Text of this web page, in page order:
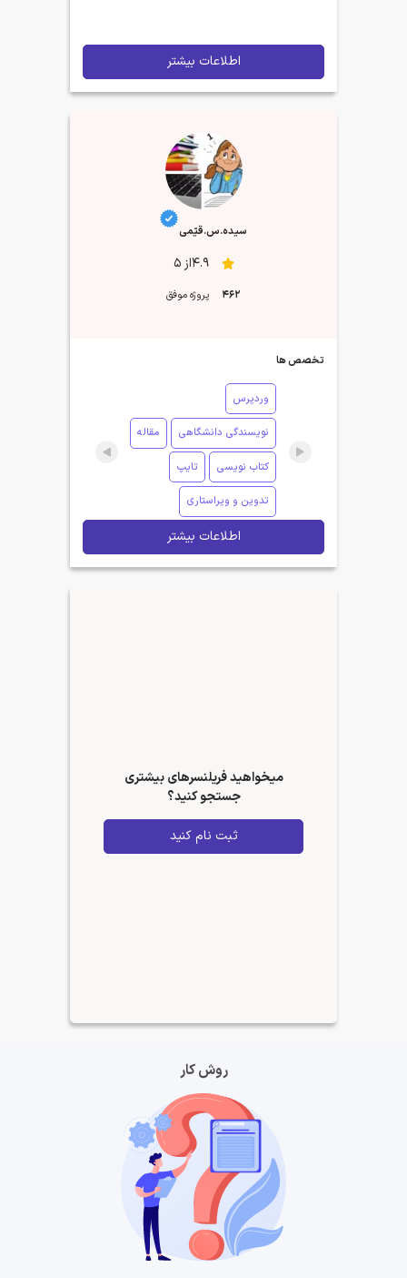
اطلاعات بیشتر
سیده.س.قیّمی
4.9از 5
462 پروژه موفق
تخصص ها
وردپرس
نویسندگی دانشگاهی مقاله
کتاب نویسی تایپ
تدوین و ویراستاری
اطلاعات بیشتر
میخواهید فریلنسرهای بیشتری
جستجو کنید؟
ثبت نام کنید
روش کار